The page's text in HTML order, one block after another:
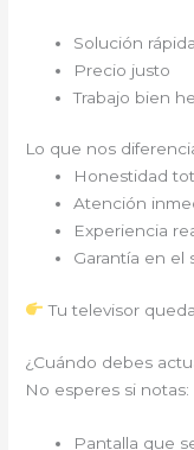
Solución rápida
Precio justo
Trabajo bien
Lo que nos
Honestidad
Atención
Experiencia
Garantía en el
Tu televisor
¿Cuándo debes
No esperes si notas:
Pantalla que